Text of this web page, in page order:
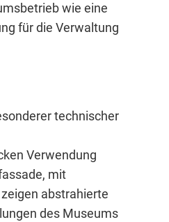
wie eine
für die Verwaltung
technischer
Verwendung
mit
abstrahierte
des Museums
Tracking zu aktivieren.